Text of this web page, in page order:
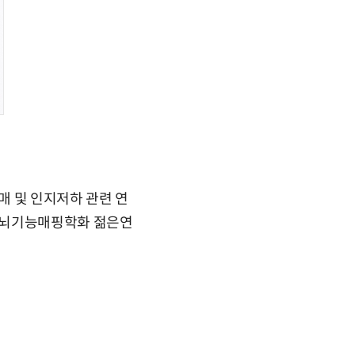
및 인지저하 관련 연
기능매핑학화 젊은연